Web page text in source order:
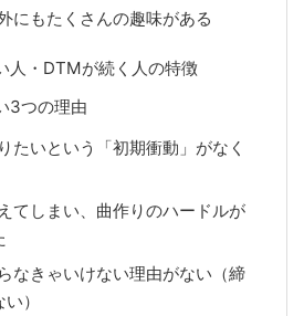
もたくさんの趣味がある
人・DTMが続く人の特徴
3つの理由
いという「初期衝動」がなく
しまい、曲作りのハードルが
きゃいけない理由がない（締
）